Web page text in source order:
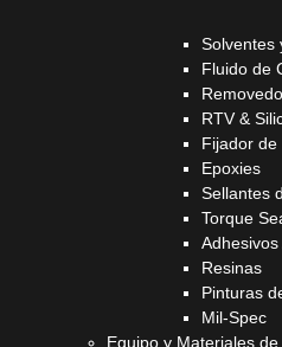
Solventes
Fluido de
RTV &
Fijador de
Epoxies
Sellantes
Torque
Resinas
Pinturas
Mil-Spec
Equipo y Materiales